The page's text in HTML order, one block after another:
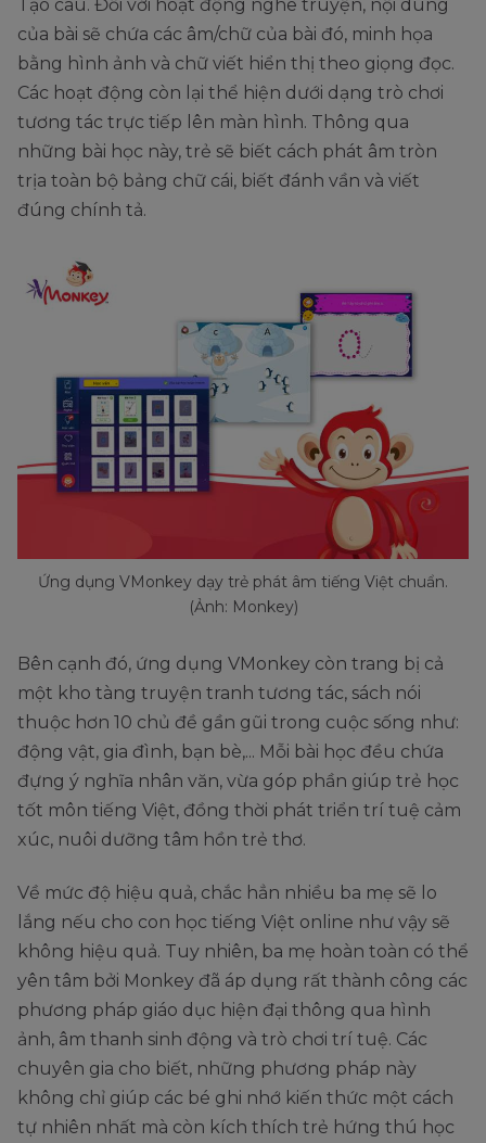
Tạo câu. Đối với hoạt động nghe truyện, nội dung
của bài sẽ chứa các âm/chữ của bài đó, minh họa
bằng hình ảnh và chữ viết hiển thị theo giọng đọc.
Các hoạt động còn lại thể hiện dưới dạng trò chơi
tương tác trực tiếp lên màn hình. Thông qua
những bài học này, trẻ sẽ biết cách phát âm tròn
trịa toàn bộ bảng chữ cái, biết đánh vần và viết
đúng chính tả.
Ứng dụng VMonkey dạy trẻ phát âm tiếng Việt chuẩn.
(Ảnh: Monkey)
Bên cạnh đó, ứng dụng VMonkey còn trang bị cả
một kho tàng truyện tranh tương tác, sách nói
thuộc hơn 10 chủ đề gần gũi trong cuộc sống như:
động vật, gia đình, bạn bè,... Mỗi bài học đều chứa
đựng ý nghĩa nhân văn, vừa góp phần giúp trẻ học
tốt môn tiếng Việt, đồng thời phát triển trí tuệ cảm
xúc, nuôi dưỡng tâm hồn trẻ thơ.
Về mức độ hiệu quả, chắc hẳn nhiều ba mẹ sẽ lo
lắng nếu cho con học tiếng Việt online như vậy sẽ
không hiệu quả. Tuy nhiên, ba mẹ hoàn toàn có thể
yên tâm bởi Monkey đã áp dụng rất thành công các
phương pháp giáo dục hiện đại thông qua hình
ảnh, âm thanh sinh động và trò chơi trí tuệ. Các
chuyên gia cho biết, những phương pháp này
không chỉ giúp các bé ghi nhớ kiến thức một cách
tự nhiên nhất mà còn kích thích trẻ hứng thú học